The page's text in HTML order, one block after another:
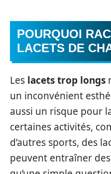
POURQUOI
LACETS DE
Les lacets trop longs
un inconvénient
aussi un risque pour
certaines activités,
d’autres sports, des
peuvent entraîner